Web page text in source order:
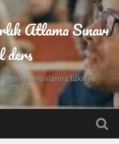
Atlama Sınavı
ders
ders ve sınavlarına takviye